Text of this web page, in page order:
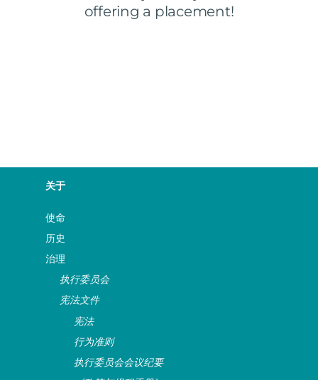
关于
使命
历史
治理
执行委员会
宪法文件
宪法
行为准则
执行委员会会议纪要